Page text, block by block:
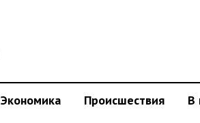
Экономика Происшествия В